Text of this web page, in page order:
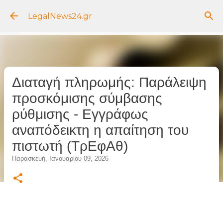
Μετάβαση στο κύριο περιεχόμενο
LegalNews24.gr
Διαταγή πληρωμής: Παράλειψη
προσκόμισης σύμβασης
ρύθμισης - Εγγράφως
αναπόδεικτη η απαίτηση του
πιστωτή (ΤρΕφΑθ)
Παρασκευή, Ιανουαρίου 09, 2026